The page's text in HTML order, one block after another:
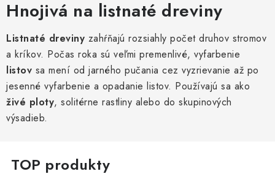
Chovateľské potreby
Prístrešky
Vonkajšia dlažba
Kontakty
Hnojivá na listnaté dreviny
Listnaté dreviny zahŕňajú rozsiahly počet druhov stromov
a kríkov. Počas roka sú veľmi premenlivé, vyfarbenie
listov sa mení od jarného pučania cez vyzrievanie až po
jesenné vyfarbenie a opadanie listov. Používajú sa ako
živé ploty, solitérne rastliny alebo do skupinových
výsadieb.